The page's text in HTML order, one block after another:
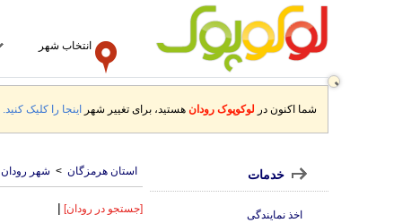
انتخاب شهر
شما اکنون در لوکوپوک رودان هستید، برای تغییر شهر اینجا را کلیک کنید.
استان هرمزگان > شهر رودان
[جستجو در رودان] |
خدمات
اخذ نمایندگی